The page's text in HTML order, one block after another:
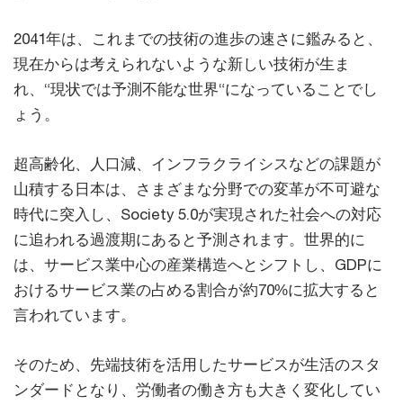
2041年は、これまでの技術の進歩の速さに鑑みると、
現在からは考えられないような新しい技術が生ま
れ、“現状では予測不能な世界“になっていることでし
ょう。
超高齢化、人口減、インフラクライシスなどの課題が
山積する日本は、さまざまな分野での変革が不可避な
時代に突入し、Society 5.0が実現された社会への対応
に追われる過渡期にあると予測されます。世界的に
は、サービス業中心の産業構造へとシフトし、GDPに
おけるサービス業の占める割合が約70%に拡大すると
言われています。
そのため、先端技術を活用したサービスが生活のスタ
ンダードとなり、労働者の働き方も大きく変化してい